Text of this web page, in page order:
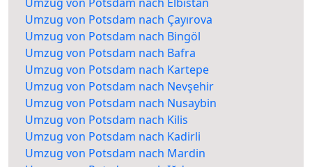
Umzug von Potsdam nach Çayırova
Umzug von Potsdam nach Bingöl
Umzug von Potsdam nach Bafra
Umzug von Potsdam nach Kartepe
Umzug von Potsdam nach Nevşehir
Umzug von Potsdam nach Nusaybin
Umzug von Potsdam nach Kilis
Umzug von Potsdam nach Kadirli
Umzug von Potsdam nach Mardin